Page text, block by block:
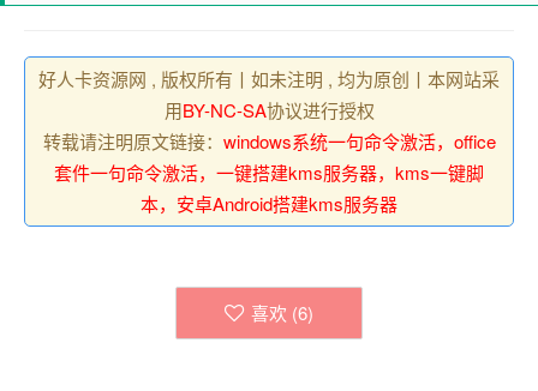
好人卡资源网 , 版权所有丨如未注明 , 均为原创丨本网站采
用BY-NC-SA协议进行授权
转载请注明原文链接： windows系统一句命令激活，office
套件一句命令激活，一键搭建kms服务器，kms一键脚
本，安卓Android搭建kms服务器
喜欢 (6)